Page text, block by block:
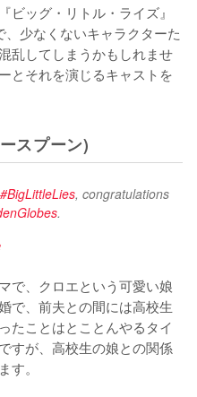
ビッグ・リトル・ライズ』
少なくないキャラクターた
乱してしまうかもしれませ
とそれを演じるキャストを
スプーン)
#BigLittleLies, congratulations
で、クロエという可愛い娘
で、前夫との間には高校生
たことはとことんやるタイ
すが、高校生の娘との関係
。